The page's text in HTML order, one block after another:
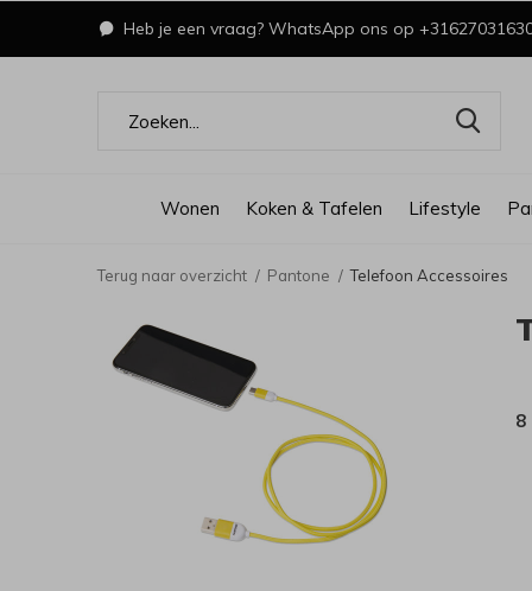
Wonen Koken & Tafelen Lifestyle
Heb je een vraag? WhatsApp ons op
Terug naar overzicht Pantone Telefoon Accessoires
8